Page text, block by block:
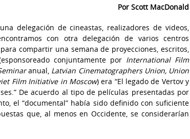
Por Scott MacDonald
delegación de cineastas, realizadores de videos,
con otra delegación de varios centros
compartir una semana de proyecciones, escritos,
conjuntamente por International Film
anual, Latvian Cinematographers Union, Union
Film Initiative in Moscow) era “El legado de Vertov y
De acuerdo al tipo de películas presentadas por
el “documental” había sido definido con suficiente
que, al menos en Occidente, se considerarían